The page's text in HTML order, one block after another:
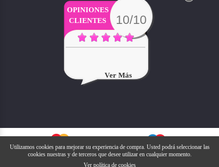
OPINIONES
CLIENTES
10/10
Ver Más
Utilizamos cookies para mejorar su experiencia de compra. Usted podrá seleccionar las
cookies nuestras y de terceros que desee utilizar en cualquier momento.
Ver política de cookies